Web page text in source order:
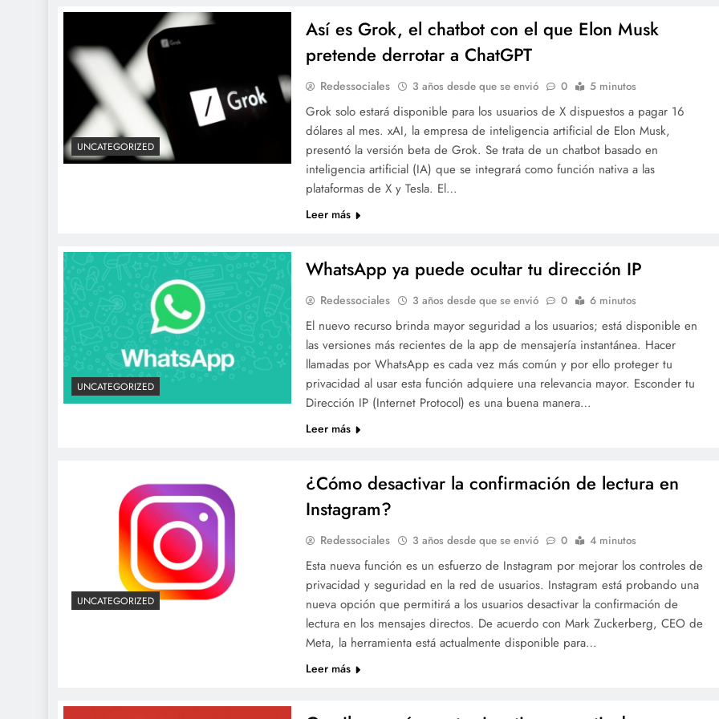
UNCATEGORIZED
Así es Grok, el chatbot con el que Elon Musk
pretende derrotar a ChatGPT
Redessociales 3 años desde que se envió 0 5 minutos
Grok solo estará disponible para los usuarios de X dispuestos a pagar 16
dólares al mes. xAI, la empresa de inteligencia artificial de Elon Musk,
presentó la versión beta de Grok. Se trata de un chatbot basado en
inteligencia artificial (IA) que se integrará como función nativa a las
plataformas de X y Tesla. El…
Leer más
UNCATEGORIZED
WhatsApp ya puede ocultar tu dirección IP
Redessociales 3 años desde que se envió 0 6 minutos
El nuevo recurso brinda mayor seguridad a los usuarios; está disponible en
las versiones más recientes de la app de mensajería instantánea. Hacer
llamadas por WhatsApp es cada vez más común y por ello proteger tu
privacidad al usar esta función adquiere una relevancia mayor. Esconder tu
Dirección IP (Internet Protocol) es una buena manera…
Leer más
UNCATEGORIZED
¿Cómo desactivar la confirmación de lectura en
Instagram?
Redessociales 3 años desde que se envió 0 4 minutos
Esta nueva función es un esfuerzo de Instagram por mejorar los controles de
privacidad y seguridad en la red de usuarios. Instagram está probando una
nueva opción que permitirá a los usuarios desactivar la confirmación de
lectura en los mensajes directos. De acuerdo con Mark Zuckerberg, CEO de
Meta, la herramienta está actualmente disponible para…
Leer más